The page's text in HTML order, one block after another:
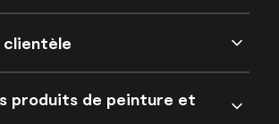
clientèle
produits de peinture et